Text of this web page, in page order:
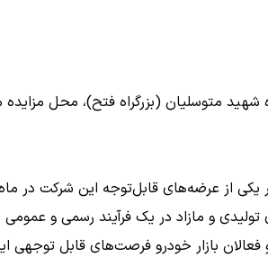
یکی از عرضه‌های قابل‌توجه این شرکت
و مازاد در یک فرآیند رسمی و
فعالان بازار خودرو فرصت‌های قابل توجهی